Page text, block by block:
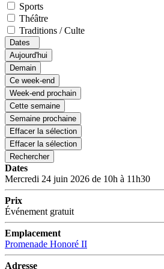
Sports
Théâtre
Traditions / Culte
Dates
Aujourd'hui
Demain
Ce week-end
Week-end prochain
Cette semaine
Semaine prochaine
Effacer la sélection
Effacer la sélection
Rechercher
Dates
Mercredi 24 juin 2026 de 10h à 11h30
Prix
Événement gratuit
Emplacement
Promenade Honoré II
Adresse